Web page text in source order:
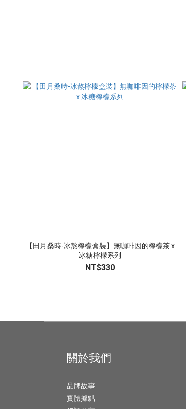
【田月桑時-冰熬檸檬盒裝】無咖啡因的檸檬茶 x
冰糖檸檬系列
NT$330
關於我們
品牌故事
實體據點